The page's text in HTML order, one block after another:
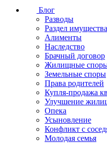
Блог
Разводы
Раздел имущества
Алименты
Наследство
Брачный договор
Жилищные
Земельные споры
Права родителей
Купля-продажа
Улучшение
Опека
Усыновление
Конфликт с
Молодая семья